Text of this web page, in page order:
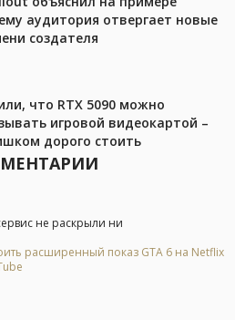
аудитория отвергает новые
создателя
что RTX 5090 можно
игровой видеокартой –
дорого стоить
не раскрыли ни
расширенный показ GTA 6 на Netflix